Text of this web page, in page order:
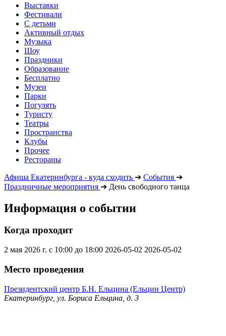
Выставки
Фестивали
С детьми
Активный отдых
Музыка
Шоу
Праздники
Образование
Бесплатно
Музеи
Парки
Погулять
Туристу
Театры
Пространства
Клубы
Прочее
Рестораны
Афиша Екатеринбурга - куда сходить ➔ События ➔
Праздничные мероприятия ➔ День свободного танца
Информация о событии
Когда проходит
2 мая 2026 г. с 10:00 до 18:00 2026-05-02 2026-05-02
Место проведения
Президентский центр Б.Н. Ельцина (Ельцин Центр)
Екатеринбург, ул. Бориса Ельцина, д. 3